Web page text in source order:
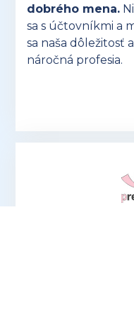
dobrého mena.
sa s účtovníkmi a
sa naša dôležitosť
náročná profesia.